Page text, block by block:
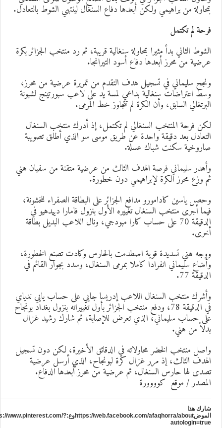
من براهيمي ولكن أبعدها دفاع السنغال لينتهي الشوط بالتعادل.
لم تكتمل
الثاني بدأ مثيرا بمحاولة سنغالية قريبة، ثم رد منتخب الجزائر بكرة
من محرز أبعدها دفاع أسود التيرانجا.
سليماني في تسجيل هدف التقدم من تمريرة عرضية من محرز،
اعتراضات سنغالية بداعي لمسة يد على لاعب سبورتينج لشبونة
السابق، وأن الكرة لم تتجاوز خط المرمى.
فرحة المنتخب السنغالي لم تكتمل، إذ أدرك منتخب السنغال
بعد دقيقة واحدة عن طريق موسى سو الذي أطلق تصويبة
سكنت شباك عسلة.
سليماني فرصة الهدف الثالث من عرضية متقنة من سفيان هني
وزع محرز الكرة لإبراهيمي دون خطورة.
ياسين كادامورو مدافع الجزائر على البطاقة الصفراء للخشونة،
أجرى منتخب السنغال تغييره الأول بنزول فامارا دييدهيو في
الدقيقة 70 على حساب كارا مبودجي، ونال اللاعب البديل بطاقة
هني تسديدة قوية اصطدمت بالحارس وكادت تصنع الخطورة،
سليماني انفرادا كاملا بمرمى السنغال، وسدد بجوار القائم في
77.
منتخب السنغال اللاعب إدريسا جايي على حساب يايي ندياي
في الدقيقة 78، ودفع منتخب الجزائر بأول تغييراته بنزول بغداد بونجاح
حساب سليماني، الذي تعرض للإصابة، ثم شارك رشيد غزال
من هني.
منتخب الخضر محاولاته في الدقائق الأخيرة، لكن دون تسجيل
الثالث، إذ مرر غزال كرة لبونجاح، الذي أرسل عرضية
لها حارس السنغال، ثم عرضية من محرز أبعدها الدفاع.
/ موقع كوووورة
هذا
الموضhttps://web.facebook.com/afaqhorra/aboutوع:https://www.pinterest.com/?